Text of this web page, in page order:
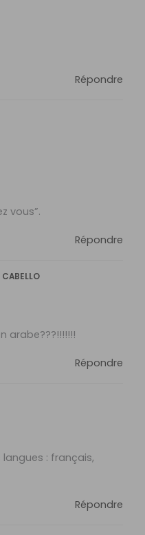
Répondre
vous”.
Répondre
arabe???!!!!!!!
Répondre
: français,
Répondre